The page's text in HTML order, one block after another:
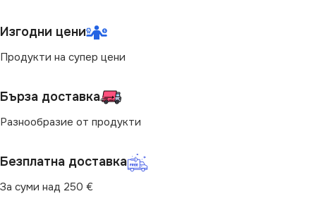
ВИД НА КРУШКАТА
Рефлекторна
Изгодни цени
Продукти на супер цени
Бърза доставка
Разнообразие от продукти
Безплатна доставка
За суми над 250 €